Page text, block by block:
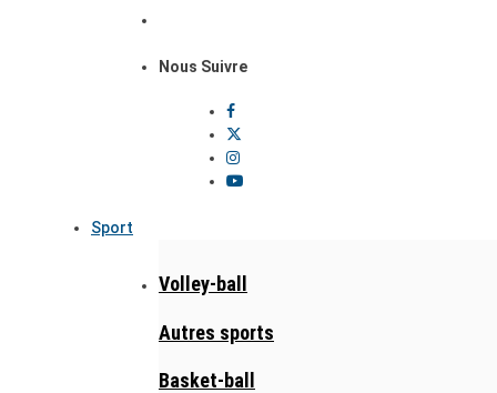
Nous Suivre
Sport
Volley-ball
Autres sports
Basket-ball